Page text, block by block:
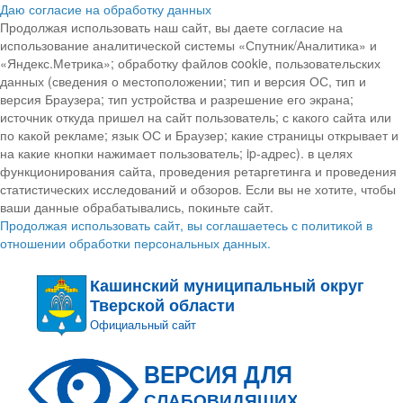
Даю согласие на обработку данных
Продолжая использовать наш сайт, вы даете согласие на
использование аналитической системы «Спутник/Аналитика» и
«Яндекс.Метрика»; обработку файлов cookie, пользовательских
данных (сведения о местоположении; тип и версия ОС, тип и
версия Браузера; тип устройства и разрешение его экрана;
источник откуда пришел на сайт пользователь; с какого сайта или
по какой рекламе; язык ОС и Браузер; какие страницы открывает и
на какие кнопки нажимает пользователь; ip-адрес). в целях
функционирования сайта, проведения ретаргетинга и проведения
статистических исследований и обзоров. Если вы не хотите, чтобы
ваши данные обрабатывались, покиньте сайт.
Продолжая использовать сайт, вы соглашаетесь с политикой в
отношении обработки персональных данных.